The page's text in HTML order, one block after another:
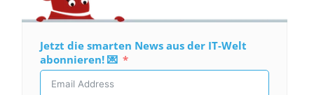
Jetzt die smarten News aus der IT-Welt
abonnieren! 💌